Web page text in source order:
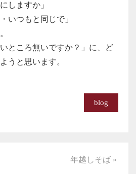
しますか」
いつもと同じで」
ところ無いですか？」に、ど
うと思います。
blog
年越しそば »